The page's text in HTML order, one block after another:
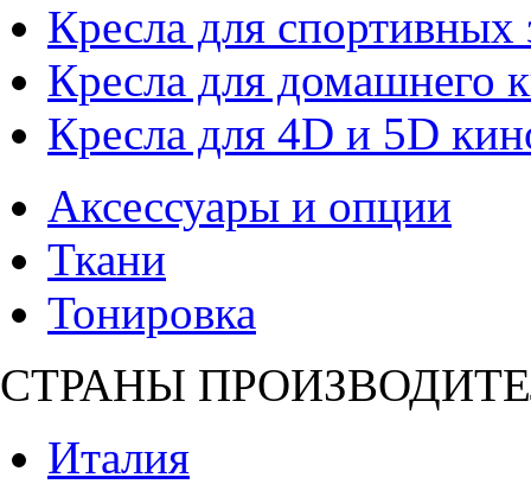
Кресла для спортивных
Кресла для домашнего
Кресла для 4D и 5D
Аксессуары и опции
Ткани
Тонировка
СТРАНЫ
Италия